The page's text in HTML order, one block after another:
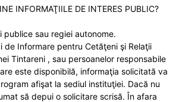
INFORMAŢIILE DE INTERES PUBLIC?
sau regiei autonome.
de Informare pentru Cetăţeni şi Relaţii
Tintareni , sau persoanelor responsabile
este disponibilă, informaţia solicitată va
afişat la sediul instituţiei. Dacă nu
să depui o solicitare scrisă. În afara